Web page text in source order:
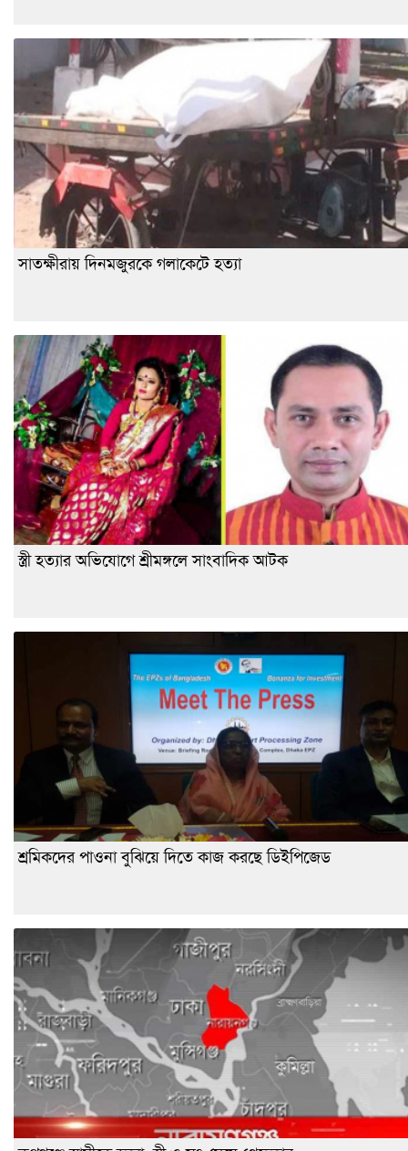
সাতক্ষীরায় দিনমজুরকে গলাকেটে হত্যা
স্ত্রী হত্যার অভিযোগে শ্রীমঙ্গলে সাংবাদিক আটক
শ্রমিকদের পাওনা বুঝিয়ে দিতে কাজ করছে ডিইপিজেড